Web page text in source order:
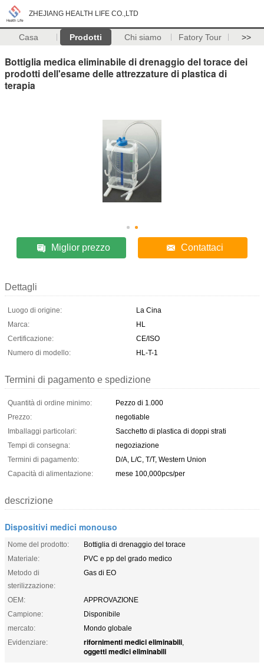
ZHEJIANG HEALTH LIFE CO.,LTD
Casa Prodotti Chi siamo Fatory Tour >>
Bottiglia medica eliminabile di drenaggio del torace dei
prodotti dell'esame delle attrezzature di plastica di
terapia
Miglior prezzo Contattaci
Dettagli
Luogo di origine:
La Cina
Marca:
HL
Certificazione:
CE/ISO
Numero di modello:
HL-T-1
Termini di pagamento e spedizione
Quantità di ordine minimo:
Pezzo di 1.000
Prezzo:
negotiable
Imballaggi particolari:
Sacchetto di plastica di doppi strati
Tempi di consegna:
negoziazione
Termini di pagamento:
D/A, L/C, T/T, Western Union
Capacità di alimentazione:
mese 100,000pcs/per
descrizione
Dispositivi medici monouso
Nome del prodotto:
Bottiglia di drenaggio del torace
Materiale:
PVC e pp del grado medico
Metodo di
sterilizzazione:
Gas di EO
OEM:
APPROVAZIONE
Campione:
Disponibile
mercato:
Mondo globale
Evidenziare:
rifornimenti medici eliminabili,
oggetti medici eliminabili